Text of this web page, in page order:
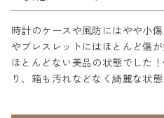
時計のケースや風防にはやや小
やブレスレットにはほとんど傷
ほとんどない美品の状態でした
り、箱も汚れなどなく綺麗な状態